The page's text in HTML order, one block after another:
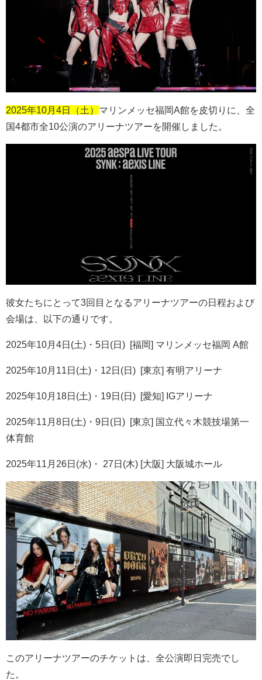
2025年10月4日（土） マリンメッセ福岡A館を皮切りに、全
国4都市全10公演のアリーナツアーを開催しました。
彼女たちにとって3回目となるアリーナツアーの日程および
会場は、以下の通りです。
2025年10 月4日(土)・5日(日) [福岡] マリンメッセ福岡 A館
2025年10 月 11 日(土)・ 12日(日) [東京] 有明アリーナ
2025年10 月 18日(土)・19日(日) [愛知] IGアリーナ
2025年11 月8日(土)・9日(日) [東京] 国立代々木競技場第一
体育館
2025年11 月 26日(水)・ 27日(木) [大阪] 大阪城ホール
このアリーナツアーのチケットは、全公演即日完売でし
た。